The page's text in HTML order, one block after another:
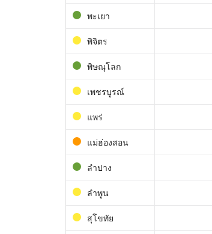
พะเยา
พิจิตร
พิษณุโลก
เพชรบูรณ์
แพร่
แม่ฮ่องสอน
ลำปาง
ลำพูน
สุโขทัย